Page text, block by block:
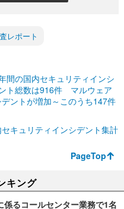
レポート
間の国内セキュリティインシ
ト総数は916件 マルウェア
ントが増加～このうち147件
キュリティインシデント集計
PageTop
キング
係るコールセンター業務で1名